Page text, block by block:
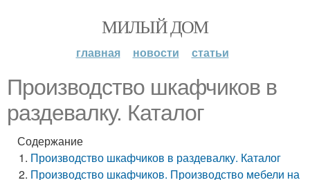
МИЛЫЙ ДОМ
главная новости статьи
Производство шкафчиков в
раздевалку. Каталог
Содержание
Производство шкафчиков в раздевалку. Каталог
Производство шкафчиков. Производство мебели на